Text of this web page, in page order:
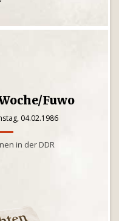
Fuwo
04.02.1986
in der DDR